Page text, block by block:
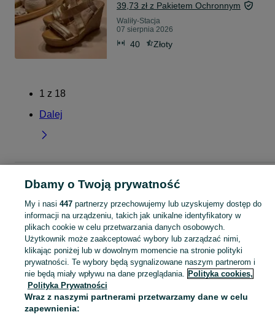
39,73 zł z Pakietem Ochronnym
Waliły-Stacja
07 sierpnia 2026
40 Złoty
1 z 18
Dalej
Strona główna Podlaskie
KATEGORIA
Skorzystaj z największego serwisu ogłoszeniowego - Waliły-Stacja i okolice! Kupuj to, czego pragniesz i sprzedawaj to, czego już nie potrzebujesz! Zobacz
Mapa kategorii
Mapa miejscowości
Mapa ministron
Dbamy o Twoją prywatność
My i nasi 447partnerzy przechowujemy lub uzyskujemy dostęp do
informacji na urządzeniu, takich jak unikalne identyfikatory w
plikach cookie w celu przetwarzania danych osobowych.
Użytkownik może zaakceptować wybory lub zarządzać nimi,
klikając poniżej lub w dowolnym momencie na stronie polityki
prywatności. Te wybory będą sygnalizowane naszym partnerom i
nie będą miały wpływu na dane przeglądania. Polityka cookies,
Polityka Prywatności
Wraz z naszymi partnerami przetwarzamy dane w celu
zapewnienia: